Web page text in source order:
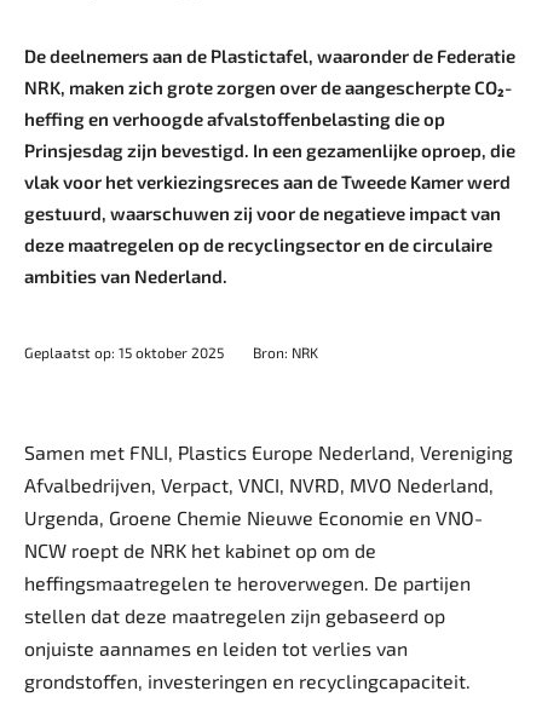
De deelnemers aan de Plastictafel, waaronder de Federatie
NRK, maken zich grote zorgen over de aangescherpte CO₂-
heffing en verhoogde afvalstoffenbelasting die op
Prinsjesdag zijn bevestigd. In een gezamenlijke oproep, die
vlak voor het verkiezingsreces aan de Tweede Kamer werd
gestuurd, waarschuwen zij voor de negatieve impact van
deze maatregelen op de recyclingsector en de circulaire
ambities van Nederland.
Geplaatst op: 15 oktober 2025 Bron: NRK
Samen met FNLI, Plastics Europe Nederland, Vereniging
Afvalbedrijven, Verpact, VNCI, NVRD, MVO Nederland,
Urgenda, Groene Chemie Nieuwe Economie en VNO-
NCW roept de NRK het kabinet op om de
heffingsmaatregelen te heroverwegen. De partijen
stellen dat deze maatregelen zijn gebaseerd op
onjuiste aannames en leiden tot verlies van
grondstoffen, investeringen en recyclingcapaciteit.